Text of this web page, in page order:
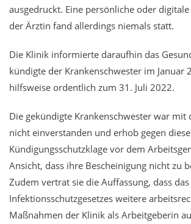
ausgedruckt. Eine persönliche oder
der Ärztin fand allerdings niemals statt.
Die Klinik informierte daraufhin das
kündigte der Krankenschwester im Januar
hilfsweise ordentlich zum 31. Juli 2022.
Die gekündigte Krankenschwester war mit
nicht einverstanden und erhob gegen
Kündigungsschutzklage vor dem
Ansicht, dass ihre Bescheinigung nicht zu
Zudem vertrat sie die Auffassung, dass das
Infektionsschutzgesetzes weitere
Maßnahmen der Klinik als Arbeitgeberin